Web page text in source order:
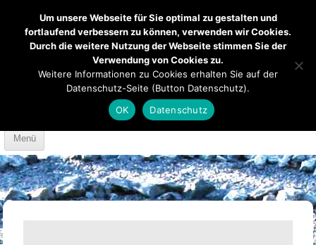
Mendener Labyrinth Kirche Über uns
Anfahrt
Menü
Skip to content
Um unsere Webseite für Sie optimal zu gestalten und
fortlaufend verbessern zu können, verwenden wir Cookies.
Durch die weitere Nutzung der Webseite stimmen Sie der
Verwendung von Cookies zu.
Weitere Informationen zu Cookies erhalten Sie auf der
Datenschutz-Seite (Button Datenschutz).
OK
Datenschutz